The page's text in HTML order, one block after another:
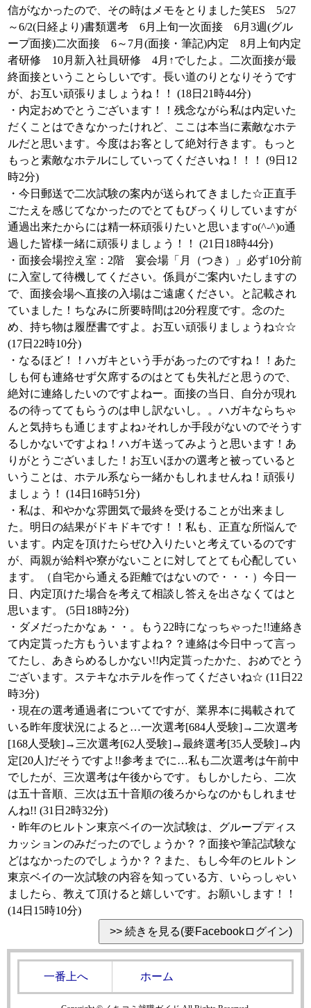
信がなかったので、その時はメモをとりました笑ES 5/27
～6/2(日経より)書類選考 6月上旬一次面接 6月3週(グル
ープ面接)二次面接 6～7月(面接・筆記)内定 8月上旬内定
者研修 10月新入社員研修 4月↑でしたよ。二次面接が最
終面接ということらしいです。長い道のりとなりそうです
が、お互い頑張りましょうね！！ (18日21時44分)
・内定おめでとうございます！！残念ながら私は内定いた
だくことはできなかったけれど、ここは本当に素敵なホテ
ルだと思います。今度はお客として絶対行きます。もっと
もっと素敵なホテルにしていってくださいね！！！ (9日12
時2分)
・今日郵送で二次試験の案内が送られてきました☆正直手
ごたえを感じてなかったのでとてもびっくりしていますが
通過出来たからには精一杯頑張りたいと思いますo(^-^)o通
過した皆様一緒に頑張りましょう！！ (21日18時44分)
・面接会場控え室：2階 宴会場「月（つき）」必ず10分前
に入室して待機してください。係員がご案内いたしますの
で、面接会場へ直接の入場はご遠慮ください。と記載され
ていました！ちなみに所要時間は20分程度です。念のた
め、持ち物は履歴書ですよ。お互い頑張りましょうね☆☆
(17日22時10分)
・なるほど！！ハガキという手があったのですね！！あた
しも何も連絡せず欠席するのはとても失礼だと思うので、
絶対に連絡したいのですよねー。面接の当日、自分が現れ
るの待っててもらうのは申し訳ないし。。ハガキならちゃ
んと気持ちも通じますよね♪それしか手段がないのでそうす
るしかないですよね！ハガキ送ってみようと思います！あ
りがとうございました！お互いほかの選考と被っていると
いうことは、ホテル系なら一緒かもしれませんね！頑張り
ましょう！ (14日16時51分)
・私は、和やかな雰囲気で最終を受けることが出来まし
た。明日の結果がドキドキです！！私も、正直な所悩んで
います。内定を頂けたらぜひ入りたいと考えているのです
が、両親が給料や寮がないことに対してとても心配してい
ます。（自宅から通える距離ではないので・・・）今日一
日、内定頂けた場合を考えて相談し答えを出さなくてはと
思います。 (5日18時2分)
・ダメだったかなぁ・・。もう22時になっちゃった!!連絡き
て内定貰った方もういますよね？？連絡は今日中って言っ
てたし、あきらめるしかない!!内定貰ったかた、おめでとう
ございます。ステキなホテルを作ってくださいね☆ (11日22
時3分)
・現在の選考通過者についてですが、業界本に掲載されて
いる昨年度状況によると…一次選考[684人受験]→二次選考
[168人受験]→三次選考[62人受験]→最終選考[35人受験]→内
定[20人]だそうですよ!!参考までに…私も二次選考は午前中
でしたが、三次選考は午後からです。もしかしたら、二次
は五十音順、三次は五十音順の後ろからなのかもしれませ
んね!! (31日2時32分)
・昨年のヒルトン東京ベイの一次試験は、グループディス
カッションのみだったのでしょうか？？面接や筆記試験な
どはなかったのでしょうか？？また、もし今年のヒルトン
東京ベイの一次試験の内容を知っている方、いらっしゃい
ましたら、教えて頂けると嬉しいです。お願いします！！
(14日15時10分)
一番上へ ホーム